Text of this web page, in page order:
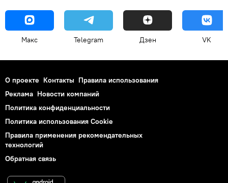
Макс Telegram Дзен VK
О проекте Контакты Правила использования
Реклама Новости компаний
Политика конфиденциальности
Политика использования Cookie
Правила применения рекомендательных
технологий
Обратная связь